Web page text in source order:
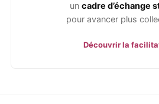
un cadre d’échange
pour avancer plus
Découvrir la